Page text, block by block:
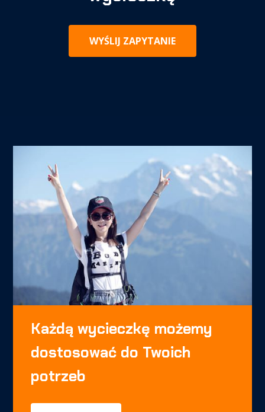
WYŚLIJ ZAPYTANIE
Każdą wycieczkę możemy
dostosować do Twoich
potrzeb